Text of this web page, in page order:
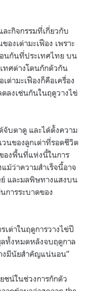
ะกิจกรรมที่เกี่ยวกับ
องเต่ามะเฟือง เพราะ
นกันที่ประเทศไทย บน
ทศต่างโดนกักตัวกัน
ต่ามะเฟืองก็คือเครื่อง
ลงเช่นกันในฤดูวางไข่
จับตาดู และได้ตั้งความ
นของลูกเต่าที่รอดชีวิต
องพื้นที่แห่งนี้ในการ
ม้ว่าความสำเร็จนี้อาจ
ย์ และมลพิษทางแสงบน
การระบาดของ
เต่าในฤดูการวางไข่ปี
ทั้งหมดหลังจบฤดูกาล
งมีนัยสำคัญแน่นอน”
ชน์ในช่วงการกักตัว